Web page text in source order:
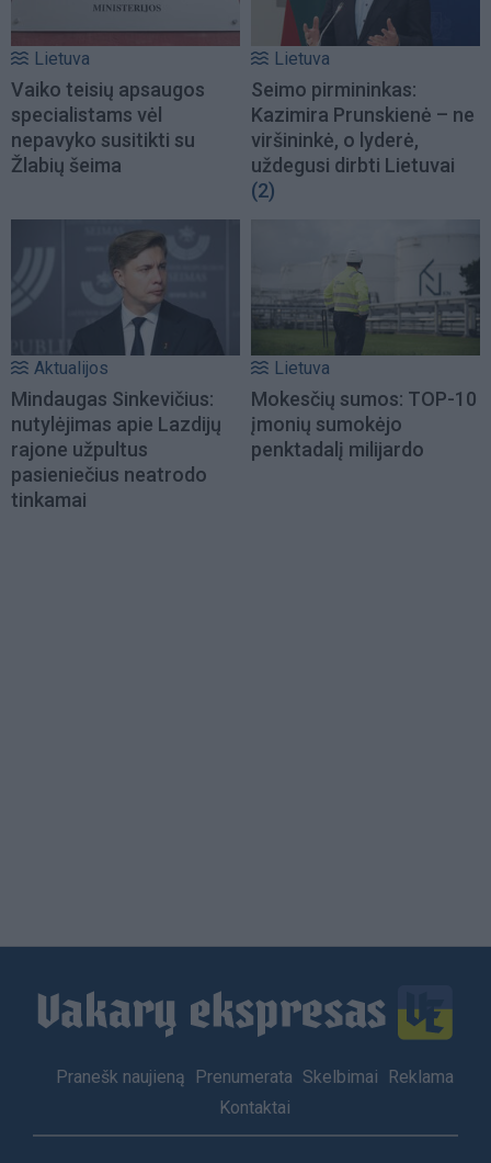
Lietuva
Vaiko teisių apsaugos
specialistams vėl
nepavyko susitikti su
Žlabių šeima
Lietuva
Seimo pirmininkas:
Kazimira Prunskienė – ne
viršininkė, o lyderė,
uždegusi dirbti Lietuvai
(2)
Aktualijos
Mindaugas Sinkevičius:
nutylėjimas apie Lazdijų
rajone užpultus
pasieniečius neatrodo
tinkamai
Lietuva
Mokesčių sumos: TOP-10
įmonių sumokėjo
penktadalį milijardo
Footer
Pranešk naujieną Prenumerata Skelbimai
Reklama
Kontaktai